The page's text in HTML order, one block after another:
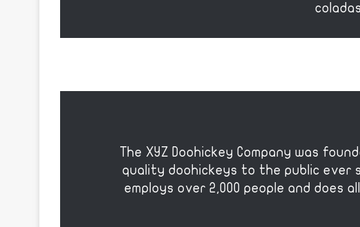
The XYZ Doohickey Company was
quality doohickeys to the public ever
employs over 2,000 people and does